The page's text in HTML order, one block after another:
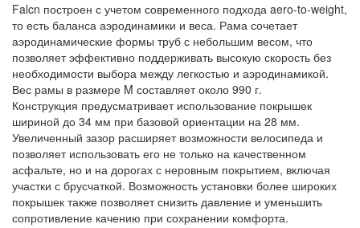
Falcn построен с учетом современного подхода aero-to-weight,
то есть баланса аэродинамики и веса. Рама сочетает
аэродинамические формы труб с небольшим весом, что
позволяет эффективно поддерживать высокую скорость без
необходимости выбора между легкостью и аэродинамикой.
Вес рамы в размере M составляет около 990 г.
Конструкция предусматривает использование покрышек
шириной до 34 мм при базовой ориентации на 28 мм.
Увеличенный зазор расширяет возможности велосипеда и
позволяет использовать его не только на качественном
асфальте, но и на дорогах с неровным покрытием, включая
участки с брусчаткой. Возможность установки более широких
покрышек также позволяет снизить давление и уменьшить
сопротивление качению при сохранении комфорта.